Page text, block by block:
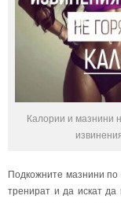
Калории и мазнини
Подкожните мазнини
тренират и да искат